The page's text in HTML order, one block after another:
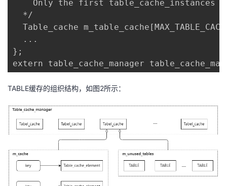
Only the first table_cache_instances
  */
Table_cache
  ...
};
extern table_cache_manager
TABLE缓存的组织结构，如图2所示：